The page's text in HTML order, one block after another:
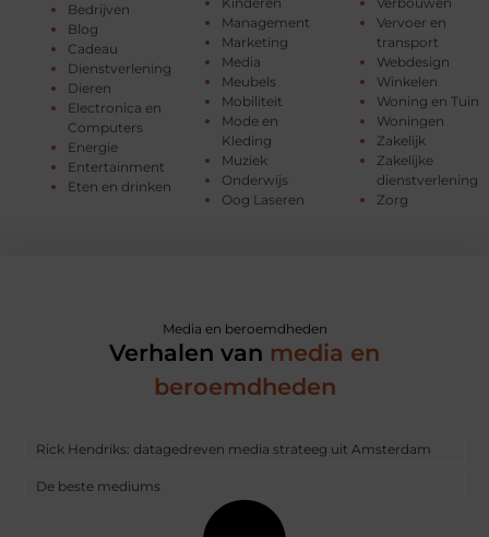
Bedrijven
Blog
Cadeau
Dienstverlening
Dieren
Electronica en
Computers
Energie
Entertainment
Eten en drinken
Management
Marketing
Media
Meubels
Mobiliteit
Mode en
Kleding
Muziek
Onderwijs
Oog Laseren
Vervoer en
transport
Webdesign
Winkelen
Woning en Tuin
Woningen
Zakelijk
Zakelijke
dienstverlening
Zorg
Media en beroemdheden
Verhalen van media en
beroemdheden
Rick Hendriks: datagedreven media strateeg uit Amsterdam
De beste mediums